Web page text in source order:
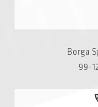
Borga
99-